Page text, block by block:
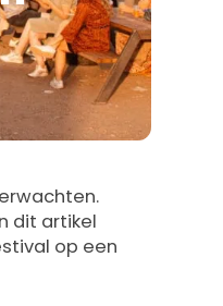
dit artikel
op een